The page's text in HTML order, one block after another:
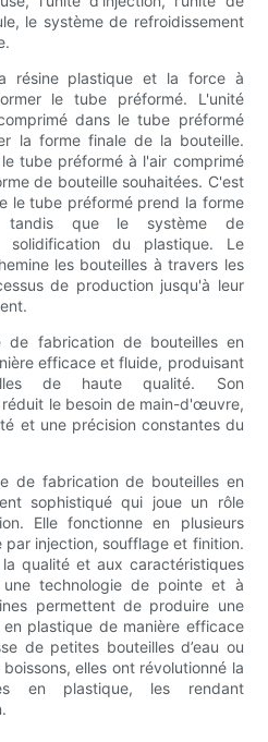
le système de refroidissement
résine plastique et la force à
le tube préformé. L'unité
dans le tube préformé
la forme finale de la bouteille.
tube préformé à l'air comprimé
de bouteille souhaitées. C'est
le tube préformé prend la forme
que le système de
solidification du plastique. Le
les bouteilles à travers les
de production jusqu'à leur
de fabrication de bouteilles en
efficace et fluide, produisant
de haute qualité. Son
le besoin de main-d'œuvre,
et une précision constantes du
de fabrication de bouteilles en
sophistiqué qui joue un rôle
Elle fonctionne en plusieurs
injection, soufflage et finition.
qualité et aux caractéristiques
technologie de pointe et à
permettent de produire une
plastique de manière efficace
de petites bouteilles d’eau ou
elles ont révolutionné la
en plastique, les rendant